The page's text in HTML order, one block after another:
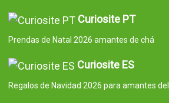
Curiosite PT
Prendas de Natal 2026 amantes de chá
Curiosite ES
Regalos de Navidad 2026 para amantes